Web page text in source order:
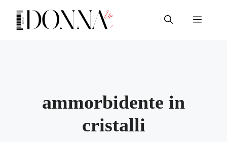
contenuto
Menu
ammorbidente in
cristalli